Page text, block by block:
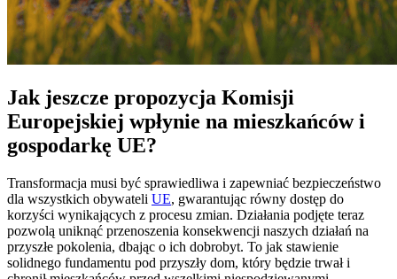
Jak jeszcze propozycja Komisji
Europejskiej wpłynie na mieszkańców i
gospodarkę UE?
Transformacja musi być sprawiedliwa i zapewniać bezpieczeństwo
dla wszystkich obywateli UE, gwarantując równy dostęp do
korzyści wynikających z procesu zmian. Działania podjęte teraz
pozwolą uniknąć przenoszenia konsekwencji naszych działań na
przyszłe pokolenia, dbając o ich dobrobyt. To jak stawienie
solidnego fundamentu pod przyszły dom, który będzie trwał i